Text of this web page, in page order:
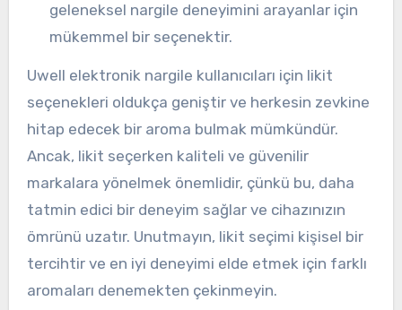
geleneksel nargile deneyimini arayanlar için
mükemmel bir seçenektir.
Uwell elektronik nargile kullanıcıları için likit
seçenekleri oldukça geniştir ve herkesin zevkine
hitap edecek bir aroma bulmak mümkündür.
Ancak, likit seçerken kaliteli ve güvenilir
markalara yönelmek önemlidir, çünkü bu, daha
tatmin edici bir deneyim sağlar ve cihazınızın
ömrünü uzatır. Unutmayın, likit seçimi kişisel bir
tercihtir ve en iyi deneyimi elde etmek için farklı
aromaları denemekten çekinmeyin.